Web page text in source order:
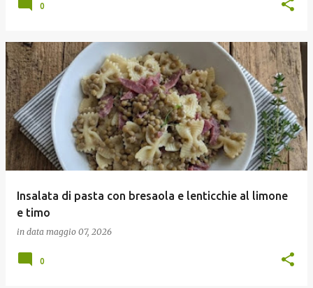
0
Insalata di pasta con bresaola e lenticchie al limone
e timo
in data maggio 07, 2026
0